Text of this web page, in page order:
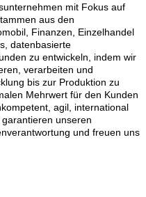
mit Fokus auf
aus den
Finanzen, Einzelhandel
datenbasierte
zu entwickeln, indem wir
verarbeiten und
bis zur Produktion zu
Mehrwert für den Kunden
agil, international
unseren
und freuen uns